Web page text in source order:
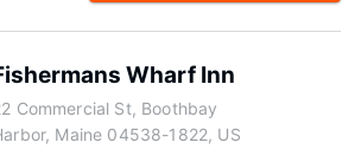
Wharf Inn
Commercial St, Boothbay
Maine 04538-1822, US